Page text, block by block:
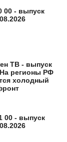
00 - выпуск
ТВ - выпуск
На регионы РФ
холодный
00 - выпуск